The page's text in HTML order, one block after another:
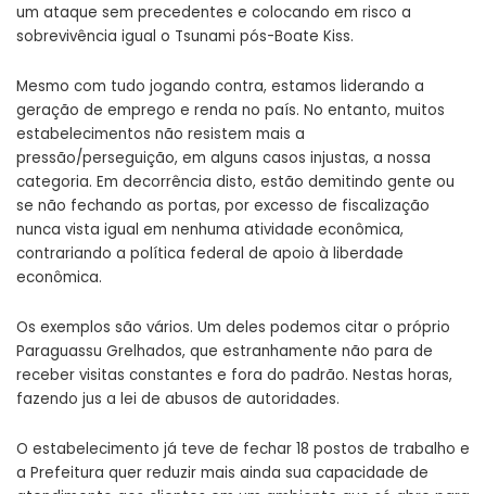
um ataque sem precedentes e colocando em risco a
sobrevivência igual o Tsunami pós-Boate Kiss.
Mesmo com tudo jogando contra, estamos liderando a
geração de emprego e renda no país. No entanto, muitos
estabelecimentos não resistem mais a
pressão/perseguição, em alguns casos injustas, a nossa
categoria. Em decorrência disto, estão demitindo gente ou
se não fechando as portas, por excesso de fiscalização
nunca vista igual em nenhuma atividade econômica,
contrariando a política federal de apoio à liberdade
econômica.
Os exemplos são vários. Um deles podemos citar o próprio
Paraguassu Grelhados, que estranhamente não para de
receber visitas constantes e fora do padrão. Nestas horas,
fazendo jus a lei de abusos de autoridades.
O estabelecimento já teve de fechar 18 postos de trabalho e
a Prefeitura quer reduzir mais ainda sua capacidade de